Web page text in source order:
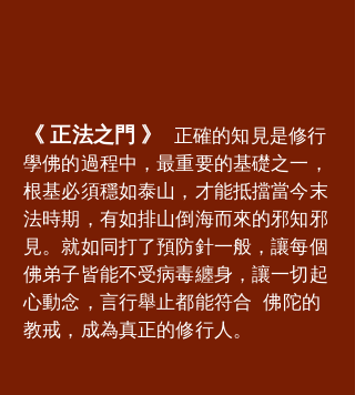
《 正法之門 》
正確的知見是修行
學佛的過程中，最重要的基礎之一，
根基必須穩如泰山，才能抵擋當今末
法時期，有如排山倒海而來的邪知邪
見。就如同打了預防針一般，讓每個
佛弟子皆能不受病毒纏身，讓一切起
心動念，言行舉止都能符合 佛陀的
教戒，成為真正的修行人。